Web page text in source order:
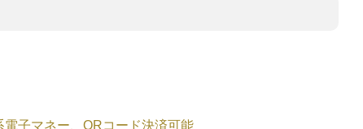
子マネー、QRコード決済可能